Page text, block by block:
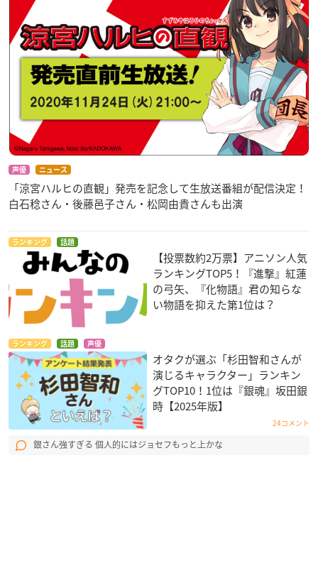
声優 ニュース
「涼宮ハルヒの直観」発売を記念して生放送番組が配信決定！
白石稔さん・後藤邑子さん・松岡由貴さんも出演
ランキング 話題
【投票数約2万票】アニソン人気
ランキングTOP5！『進撃』紅蓮
の弓矢、『化物語』君の知らな
い物語を抑えた第1位は？
ランキング 話題 声優
オタクが選ぶ「杉田智和さんが
演じるキャラクター」ランキン
グTOP10！1位は『銀魂』坂田銀
時【2025年版】
24コメント
銀さん強すぎる 個人的にはジョセフもっと上かな